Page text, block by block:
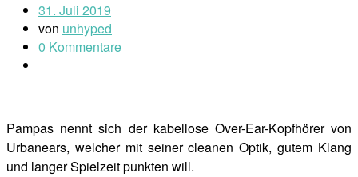
31. Juli 2019
von unhyped
0 Kommentare
Pampas nennt sich der kabellose Over-Ear-Kopfhörer von
Urbanears, welcher mit seiner cleanen Optik, gutem Klang
und langer Spielzeit punkten will.